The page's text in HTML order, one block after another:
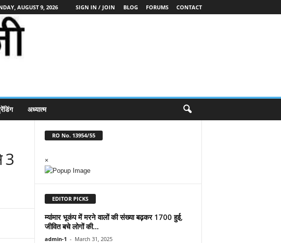
AUGUST 9, 2026 SIGN IN / JOIN BLOG FORUMS CONTACT
अध्यात्म
3
RO No. 13954/55
×
EDITOR PICKS
म्यांमार भूकंप में मरने वालों की संख्या बढ़कर 1700 हुई,
जीवित बचे लोगों की...
admin-1 - March 31, 2025